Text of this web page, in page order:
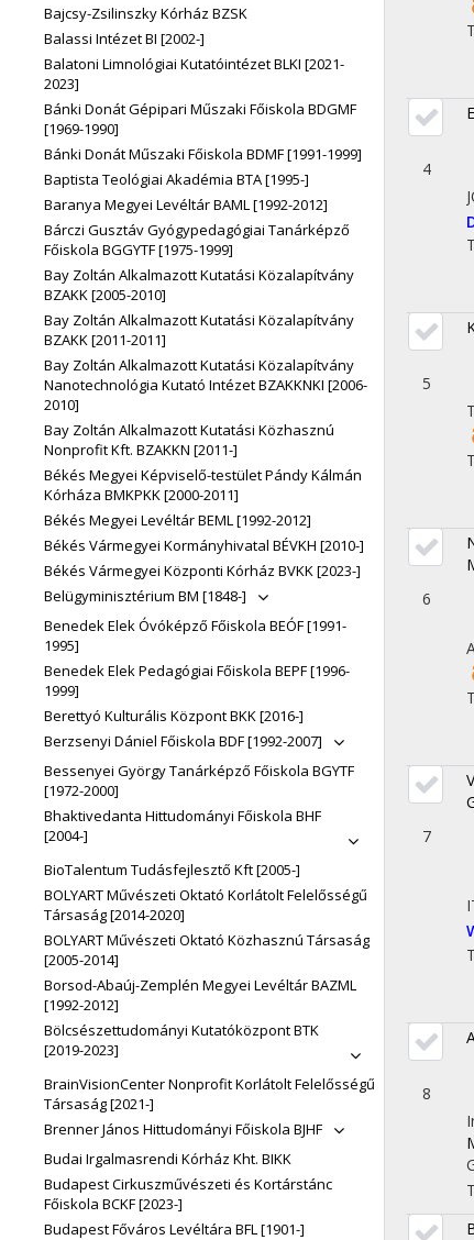
Bajcsy-Zsilinszky Kórház BZSK
Balassi Intézet BI [2002-]
Balatoni Limnológiai Kutatóintézet BLKI [2021-
2023]
Bánki Donát Gépipari Műszaki Főiskola BDGMF
[1969-1990]
Bánki Donát Műszaki Főiskola BDMF [1991-1999]
Baptista Teológiai Akadémia BTA [1995-]
Baranya Megyei Levéltár BAML [1992-2012]
Bárczi Gusztáv Gyógypedagógiai Tanárképző
Főiskola BGGYTF [1975-1999]
Bay Zoltán Alkalmazott Kutatási Közalapítvány
BZAKK [2005-2010]
Bay Zoltán Alkalmazott Kutatási Közalapítvány
BZAKK [2011-2011]
Bay Zoltán Alkalmazott Kutatási Közalapítvány
Nanotechnológia Kutató Intézet BZAKKNKI [2006-
2010]
Bay Zoltán Alkalmazott Kutatási Közhasznú
Nonprofit Kft. BZAKKN [2011-]
Békés Megyei Képviselő-testület Pándy Kálmán
Kórháza BMKPKK [2000-2011]
Békés Megyei Levéltár BEML [1992-2012]
Békés Vármegyei Kormányhivatal BÉVKH [2010-]
Békés Vármegyei Központi Kórház BVKK [2023-]
Belügyminisztérium BM [1848-]
Benedek Elek Óvóképző Főiskola BEÓF [1991-
1995]
Benedek Elek Pedagógiai Főiskola BEPF [1996-
1999]
Berettyó Kulturális Központ BKK [2016-]
Berzsenyi Dániel Főiskola BDF [1992-2007]
Bessenyei György Tanárképző Főiskola BGYTF
[1972-2000]
Bhaktivedanta Hittudományi Főiskola BHF
[2004-]
BioTalentum Tudásfejlesztő Kft [2005-]
BOLYART Művészeti Oktató Korlátolt Felelősségű
Társaság [2014-2020]
BOLYART Művészeti Oktató Közhasznú Társaság
[2005-2014]
Borsod-Abaúj-Zemplén Megyei Levéltár BAZML
[1992-2012]
Bölcsészettudományi Kutatóközpont BTK
[2019-2023]
BrainVisionCenter Nonprofit Korlátolt Felelősségű
Társaság [2021-]
Brenner János Hittudományi Főiskola BJHF
Budai Irgalmasrendi Kórház Kht. BIKK
Budapest Cirkuszművészeti és Kortárstánc
Főiskola BCKF [2023-]
Budapest Főváros Levéltára BFL [1901-]
4
5
6
7
8